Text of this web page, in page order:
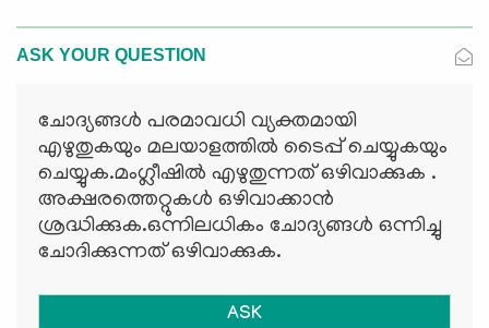
ASK YOUR QUESTION
ചോദ്യങ്ങള്‍ പരമാവധി വ്യക്തമായി
എഴുതുകയും മലയാളത്തില്‍ ടൈപ്പ് ചെയ്യുകയും
ചെയ്യുക.മംഗ്ലീഷില്‍ എഴുതുന്നത് ഒഴിവാക്കുക .
അക്ഷരത്തെറ്റുകള്‍ ഒഴിവാക്കാന്‍
ശ്രദ്ധിക്കുക.ഒന്നിലധികം ചോദ്യങ്ങള്‍ ഒന്നിച്ചു
ചോദിക്കുന്നത് ഒഴിവാക്കുക.
ASK